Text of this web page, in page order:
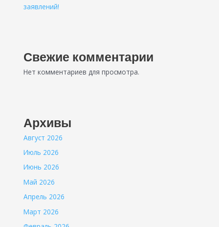
заявлений!
Свежие комментарии
Нет комментариев для просмотра.
Архивы
Август 2026
Июль 2026
Июнь 2026
Май 2026
Апрель 2026
Март 2026